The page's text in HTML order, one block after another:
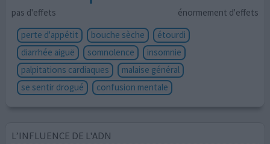
pas d'effets
énormement d'effets
perte d'appétit
bouche sèche
étourdi
diarrhée aiguë
somnolence
insomnie
palpitations cardiaques
malaise général
se sentir drogué
confusion mentale
L’INFLUENCE DE L'ADN